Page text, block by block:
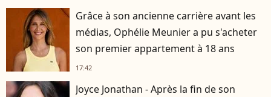
Grâce à son ancienne carrière avant les
médias, Ophélie Meunier a pu s'acheter
son premier appartement à 18 ans
17:42
Joyce Jonathan - Après la fin de son